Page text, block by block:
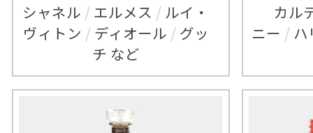
シャネル / エルメス / ルイ・
ヴィトン / ディオール / グッ
チ など
カル
ニー / ハ